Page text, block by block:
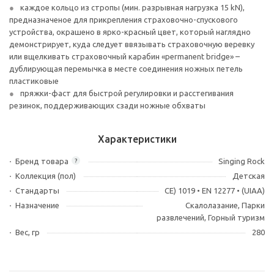
каждое кольцо из стропы (мин. разрывная нагрузка 15 kN),
предназначеное для прикрепления страховочно-спускового
устройства, окрашено в ярко-красный цвет, который наглядно
демонстрирует, куда следует ввязывать страховочную веревку
или вщелкивать страховочный карабин «permanent bridge» –
дублирующая перемычка в месте соединения ножных петель
пластиковые
пряжки-фаст для быстрой регулировки и расстегивания
резинок, поддерживающих сзади ножные обхваты
Характеристики
?
Бренд товара
Singing Rock
Коллекция (пол)
Детская
Стандарты
CE) 1019 • EN 12277 • (UIAA)
Назначение
Скалолазание, Парки
развлечений, Горный туризм
Вес, гр
280